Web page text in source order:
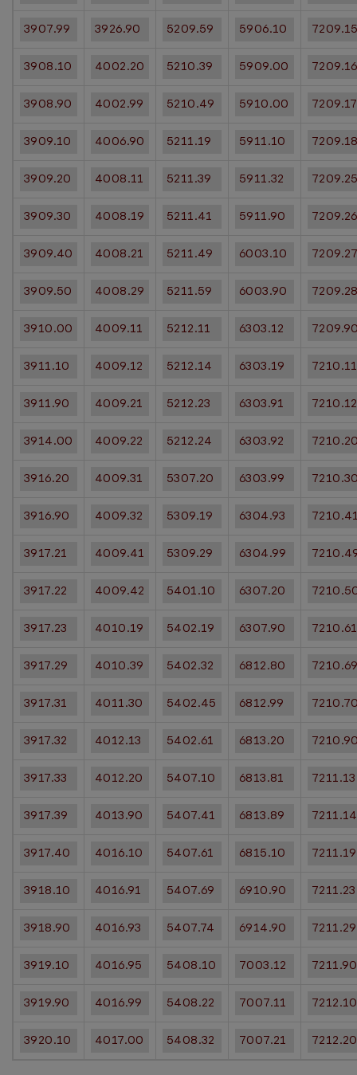
3907.99 3926.90 5209.59 5906.10
3908.10 4002.20 5210.39 5909.00 7209.16
3908.90 4002.99 5210.49 5910.00 7209.17
3909.10 4006.90 5211.19 5911.10
3909.20 4008.11 5211.39 5911.32
3909.30 4008.19 5211.41 5911.90 7209.26
3909.40 4008.21 5211.49 6003.10
3909.50 4008.29 5211.59 6003.90
3910.00 4009.11 5212.11 6303.12
3911.10 4009.12 5212.14 6303.19 7210.11
3911.90 4009.21 5212.23 6303.91 7210.12
3914.00 4009.22 5212.24 6303.92
3916.20 4009.31 5307.20 6303.99
3916.90 4009.32 5309.19 6304.93
3917.21 4009.41 5309.29 6304.99
3917.22 4009.42 5401.10 6307.20
3917.23 4010.19 5402.19 6307.90 7210.61
3917.29 4010.39 5402.32 6812.80
3917.31 4011.30 5402.45 6812.99
3917.32 4012.13 5402.61 6813.20
3917.33 4012.20 5407.10 6813.81 7211.13
3917.39 4013.90 5407.41 6813.89 7211.14
3917.40 4016.10 5407.61 6815.10 7211.19
3918.10 4016.91 5407.69 6910.90 7211.23
3918.90 4016.93 5407.74 6914.90 7211.29
3919.10 4016.95 5408.10 7003.12 7211.90
3919.90 4016.99 5408.22 7007.11 7212.10
3920.10 4017.00 5408.32 7007.21 7212.20